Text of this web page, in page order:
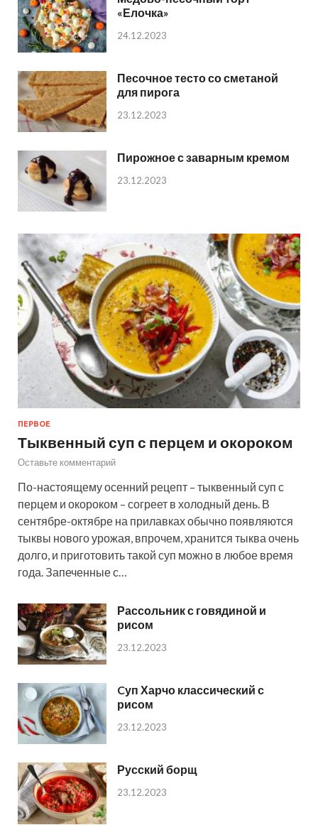
«Елочка»
24.12.2023
Песочное тесто со сметаной
для пирога
23.12.2023
Пирожное с заварным кремом
23.12.2023
ПЕРВОЕ
Тыквенный суп с перцем и окороком
Оставьте комментарий
По-настоящему осенний рецепт – тыквенный суп с
перцем и окороком – согреет в холодный день. В
сентябре-октябре на прилавках обычно появляются
тыквы нового урожая, впрочем, хранится тыква очень
долго, и приготовить такой суп можно в любое время
года. Запеченные с…
Рассольник с говядиной и
рисом
23.12.2023
Cуп Харчо классический с
рисом
23.12.2023
Русский борщ
23.12.2023